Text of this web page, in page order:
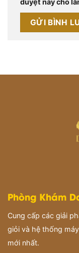
duyệt này cho
Phòng Khám
Cung cấp các giải
giỏi và hệ thống
mới nhất.